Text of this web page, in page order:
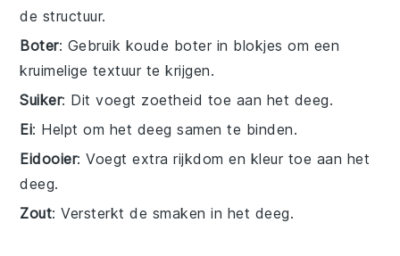
de structuur.
Boter: Gebruik koude boter in blokjes om een
kruimelige textuur te krijgen.
Suiker: Dit voegt zoetheid toe aan het deeg.
Ei: Helpt om het deeg samen te binden.
Eidooier: Voegt extra rijkdom en kleur toe aan het
deeg.
Zout: Versterkt de smaken in het deeg.